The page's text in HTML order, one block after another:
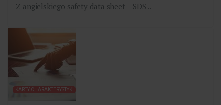
Z angielskiego safety data sheet – SDS...
KARTY CHARAKTERYSTYKI